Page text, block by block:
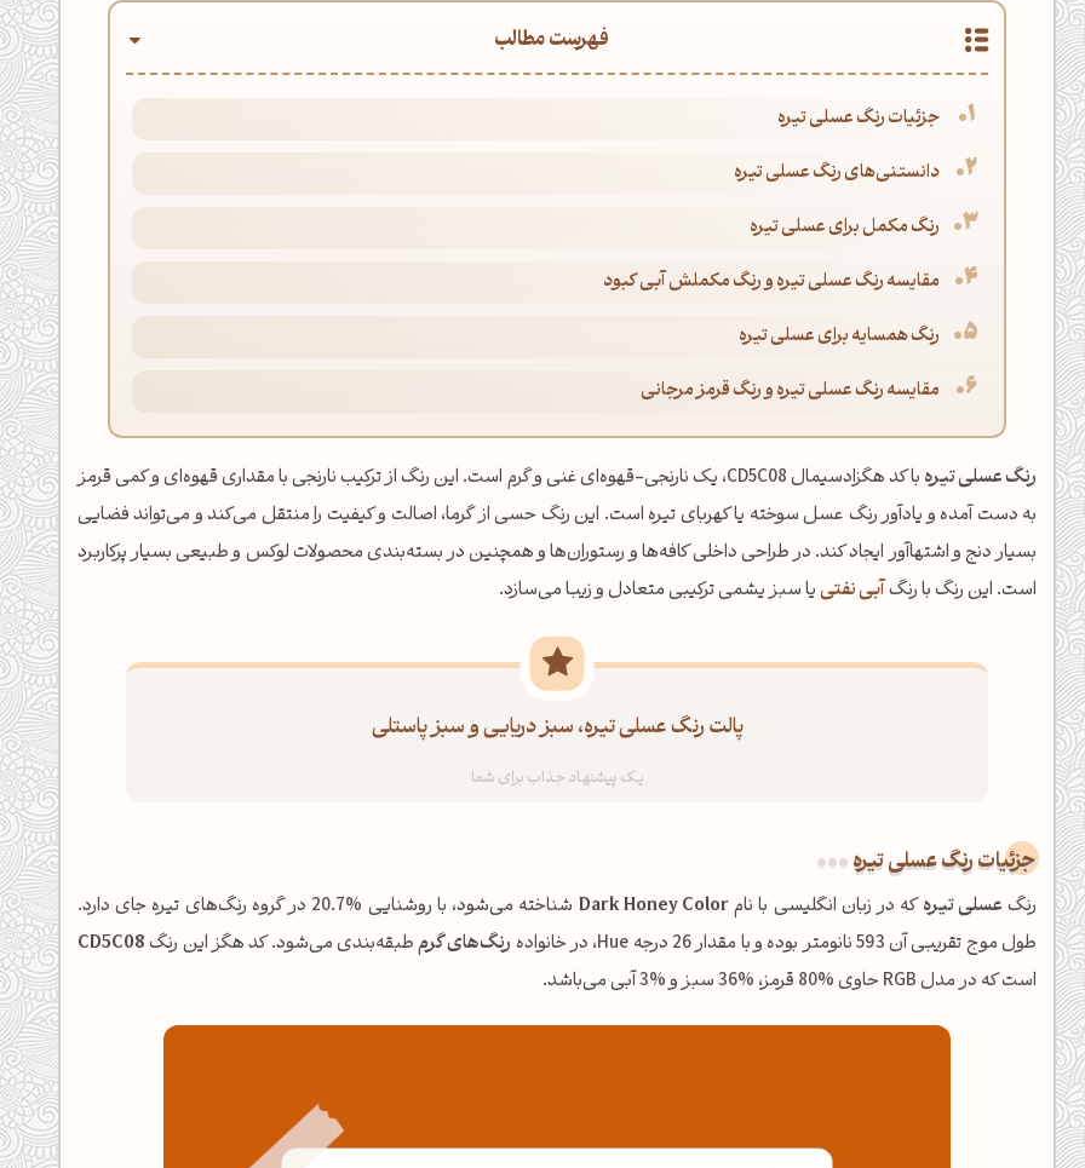
فهرست مطالب
جزئیات رنگ عسلی تیره
دانستنی‌های رنگ عسلی تیره
رنگ مکمل برای عسلی تیره
مقایسه رنگ عسلی تیره و رنگ مکملش آبی کبود
رنگ همسایه برای عسلی تیره
مقایسه رنگ عسلی تیره و رنگ قرمز مرجانی
رنگ عسلی تیره
با کد هگزادسیمال CD5C08، یک نارنجی-قهوه‌ای غنی و گرم است. این رنگ از ترکیب نارنجی با مقداری قهوه‌ای و کمی قرمز
به دست آمده و یادآور رنگ عسل سوخته یا کهربای تیره است. این رنگ حسی از گرما، اصالت و کیفیت را منتقل می‌کند و می‌تواند فضایی
بسیار دنج و اشتهاآور ایجاد کند. در طراحی داخلی کافه‌ها و رستوران‌ها و همچنین در بسته‌بندی محصولات لوکس و طبیعی بسیار پرکاربرد
است. این رنگ با رنگآبی نفتییا سبز یشمی ترکیبی متعادل و زیبا می‌سازد.
پالت رنگ عسلی تیره، سبز دریایی و سبز پاستلی
جزئیات رنگ عسلی تیره
رنگعسلی تیرهکه در زبان انگلیسی با نامDark Honey Color
شناخته می‌شود، با روشنایی %20.7 در گروه رنگ‌های تیره جای دارد.
طول موج تقریبی آن 593 نانومتر بوده و با مقدار 26 درجه Hue، در خانواده
رنگ‌های گرمطبقه‌بندی می‌شود. کد هگز این رنگCD5C08
است که در مدل RGB حاوی %80 قرمز، %36 سبز و %3 آبی می‌باشد.
کپل‌آرت رو دنبال کن!